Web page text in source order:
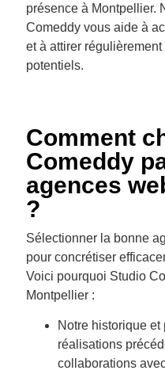
présence à Montpellier.
Comeddy vous aide à
et à attirer
potentiels.
Comment
Comeddy
agences
?
Sélectionner la bonne
pour concrétiser
Voici pourquoi Studio
Montpellier :
Notre historique
réalisations
collaborations